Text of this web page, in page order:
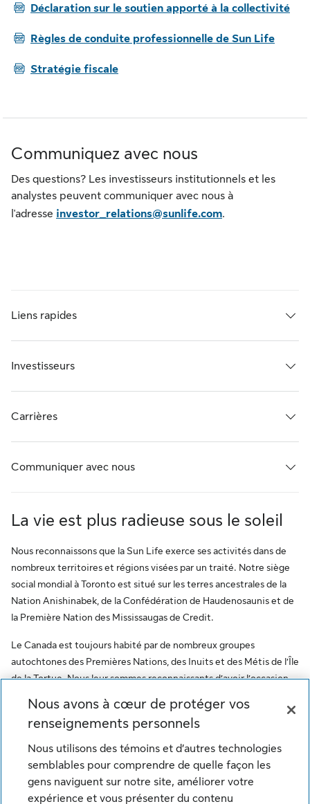
PDFDéclaration sur le soutien apporté à la collectivité
PDFRègles de conduite professionnelle de Sun Life
PDFStratégie fiscale
Communiquez avec nous
Des questions? Les investisseurs institutionnels et les
analystes peuvent communiquer avec nous à
l'adresse investor_relations@sunlife.com.
Liens rapides
Investisseurs
Carrières
Communiquer avec nous
La vie est plus radieuse sous le soleil
Nous reconnaissons que la Sun Life exerce ses activités dans de
nombreux territoires et régions visées par un traité. Notre siège
social mondial à Toronto est situé sur les terres ancestrales de la
Nation Anishinabek, de la Confédération de Haudenosaunis et de
la Première Nation des Mississaugas de Credit.
Le Canada est toujours habité par de nombreux groupes
autochtones des Premières Nations, des Inuits et des Métis de l’Île
de la Tortue. Nous leur sommes reconnaissants d’avoir l’occasion
respect des premiers habitants et à reconnaître l’oppression des
peuples autochtones. De plus, il reflète l’engagement de la Sun
Life à l’égard des communautés autochtones et de ses employés
qui font partie de ces communautés.
© Sun Life du Canada, compagnie d'assurance-vie. Tous
Nous avons à cœur de protéger vos
renseignements personnels
Nous utilisons des témoins et d’autres technologies
semblables pour comprendre de quelle façon les
gens naviguent sur notre site, améliorer votre
expérience et vous présenter du contenu